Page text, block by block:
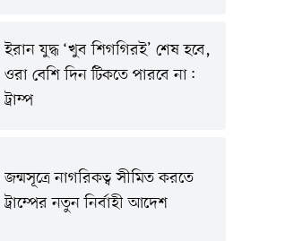
ইরান যুদ্ধ ‘খুব শিগগিরই’ শেষ হবে,
ওরা বেশি দিন টিকতে পারবে না:
ট্রাম্প
জন্মসূত্রে নাগরিকত্ব সীমিত করতে
ট্রাম্পের নতুন নির্বাহী আদেশ